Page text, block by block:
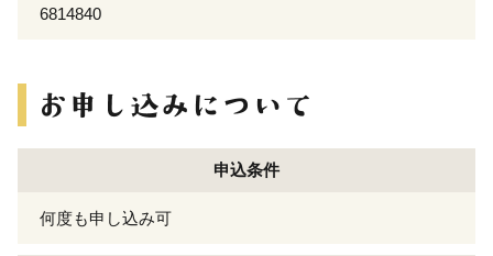
6814840
申込条件
何度も申し込み可